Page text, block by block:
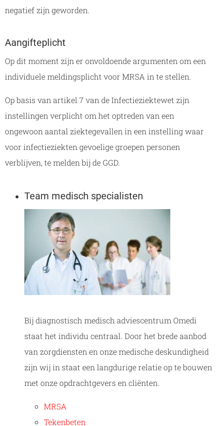
negatief zijn geworden.
Aangifteplicht
Op dit moment zijn er onvoldoende argumenten om een
individuele meldingsplicht voor MRSA in te stellen.
Op basis van artikel 7 van de Infectieziektewet zijn
instellingen verplicht om het optreden van een
ongewoon aantal ziektegevallen in een instelling waar
voor infectieziekten gevoelige groepen personen
verblijven, te melden bij de GGD.
Team medisch specialisten
Bij diagnostisch medisch adviescentrum Omedi
staat het individu centraal. Door het brede aanbod
van zorgdiensten en onze medische deskundigheid
zijn wij in staat een langdurige relatie op te bouwen
met onze opdrachtgevers en cliënten.
MRSA
Tekenbeten